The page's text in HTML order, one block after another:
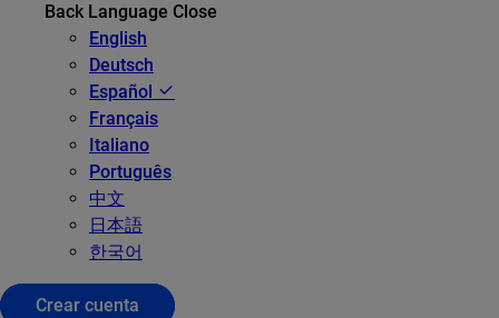
Back Language Close
English
Deutsch
Español
Français
Italiano
Português
中文
日本語
한국어
Crear cuenta